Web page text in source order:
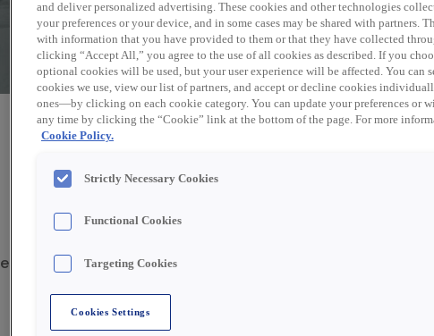
Account Manager
Regina, SK, Canada
and deliver personalized advertising. These cookies and other technologies
your preferences or your device, and in some cases may be shared with partners.
with information that you have provided to them or that they have collected
clicking “Accept All,” you agree to the use of all cookies as described. If you
optional cookies will be used, but your user experience will be affected. You can
cookies we use, view our list of partners, and accept or decline cookies
ones—by clicking on each cookie category. You can update your preferences or
any time by clicking the “Cookie” link at the bottom of the page. For more
Cookie Policy.
Strictly Necessary Cookies
Functional Cookies
Targeting Cookies
Cookies Settings